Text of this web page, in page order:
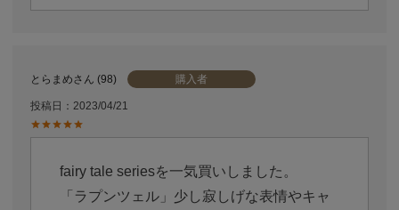
とらまめ 98 購入者
投稿日 2023/04/21
fairy tale seriesを一気買いしました。
「ラプンツェル」少し寂しげな表情やキャ